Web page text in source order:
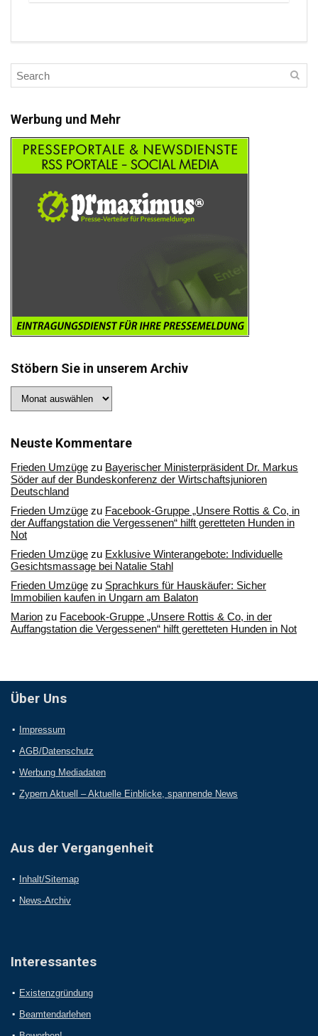
Werbung und Mehr
Stöbern Sie in unserem Archiv
Sie
Archiv
Neuste Kommentare
Frieden Umzüge zu Bayerischer Ministerpräsident Dr. Markus
Söder auf der Bundeskonferenz der Wirtschaftsjunioren
Deutschland
Frieden Umzüge zu Facebook-Gruppe „Unsere Rottis & Co, in
der Auffangstation die Vergessenen“ hilft geretteten Hunden in
Not
Frieden Umzüge zu Exklusive Winterangebote: Individuelle
Gesichtsmassage bei Natalie Stahl
Frieden Umzüge zu Sprachkurs für Hauskäufer: Sicher
Immobilien kaufen in Ungarn am Balaton
Marion zu Facebook-Gruppe „Unsere Rottis & Co, in der
Auffangstation die Vergessenen“ hilft geretteten Hunden in Not
Über Uns
Impressum
AGB/Datenschutz
Werbung Mediadaten
Zypern Aktuell – Aktuelle Einblicke, spannende News
Aus der Vergangenheit
Inhalt/Sitemap
News-Archiv
Interessantes
Existenzgründung
Beamtendarlehen